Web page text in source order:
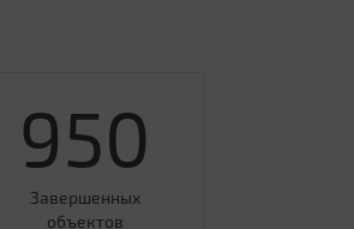
950
Завершенных
объектов